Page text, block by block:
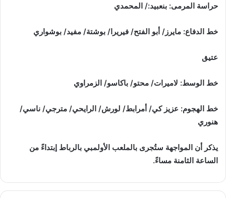
حراسة المرمى: بنعبيد:/ المحمدي
خط الدفاع: مايرز/ أبو الفتح/ فيريرا/ بوشتة/ مفيد/ بوشواري
عتيق
خط الوسط: لاميرات/ محتو/ باكاسو/ الزمراوي
خط الهجوم: عزيز كي/ أمرابط/ لورش/ الرايحي/ مترجي/ ناسي/
هنوري
يذكر أن المواجهة ستُجرى بالملعب الأولمبي بالرباط إبتداءً من
الساعة الثامنة مساءً.